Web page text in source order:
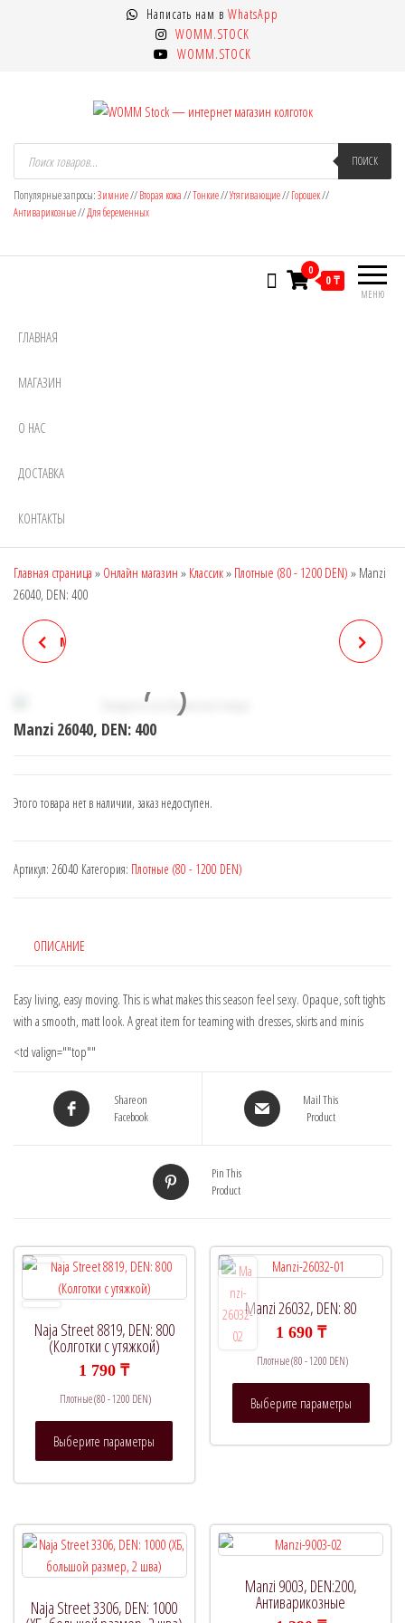
Написать нам в WhatsApp
WOMM.STOCK
WOMM.STOCK
WOMM Stock — интернет магазин
колготок
Колготки MANZI, Naja Street тонкие,
фантазийные, чулки, лосины
Поиск
товаров ПОИСК
Популярные запросы:Зимние//Вторая кожа//Тонкие//Утягивающие//Горошек//
Антиварикозные//Для беременных
МЕНЮ
0
0 ₸
ГЛАВНАЯ
МАГАЗИН
О НАС
ДОСТАВКА
КОНТАКТЫ
Главная страница » Онлайн магазин » Классик» Плотные (80 - 1200 DEN) » Manzi
26040, DEN: 400
MANZI 26039 (3D), DEN: 300
Manzi 26040, DEN: 400
Этого товара нет в наличии, заказ недоступен.
Артикул: 26040 Категория: Плотные (80 - 1200 DEN)
ОПИСАНИЕ
Easy living, easy moving. This is what makes this season feel sexy. Opaque, soft tights
with a smooth, matt look. A great item for teaming with dresses, skirts and minis
<td valign=""top""
Share on
Facebook
Mail This
Product
Pin This
Product
Naja Street 8819, DEN: 800
(Колготки с утяжкой)
1 790₸
Плотные (80 - 1200 DEN)
Выберите параметры
Опции
можно
выбрать
на
Manzi 26032, DEN: 80
1 690 ₸
Плотные (80 - 1200 DEN)
Выберите параметры
Этот
на
Naja Street 3306, DEN: 1000
Manzi 9003, DEN:200,
Антиварикозные